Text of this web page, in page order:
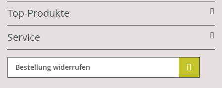
Top-Produkte
Service
Bestellung widerrufen